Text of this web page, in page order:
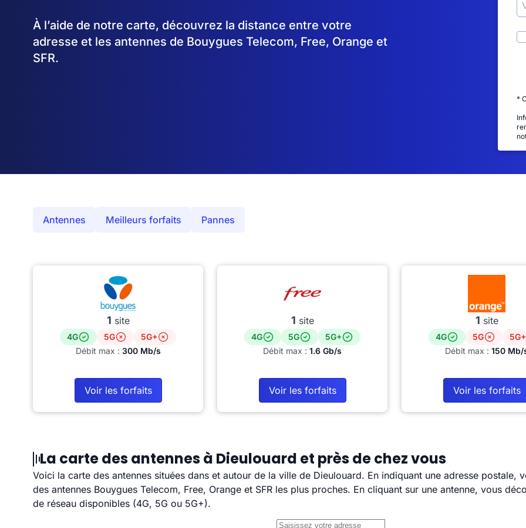
À l’aide de notre carte, découvrez la distance entre votre
adresse et les antennes de Bouygues Telecom, Free, Orange et
SFR.
*
Antennes Meilleurs forfaits Pannes
1 site
4G 5G
5G+
Débit max : 300 Mb/s
Voir les forfaits
1 site
4G 5G
5G+
Débit max : 1.6 Gb/s
Voir les forfaits
1 site
4G 5G
5G+
Débit max : 150 Mb/
Voir les forfaits
La carte des antennes à Dieulouard et près de chez vous
Voici la carte des antennes situées dans et autour de la ville de Dieulouard. En indiquant une adresse postale,
des antennes Bouygues Telecom, Free, Orange et SFR les plus proches. En cliquant sur une antenne, vous
de réseau disponibles (4G, 5G ou 5G+).